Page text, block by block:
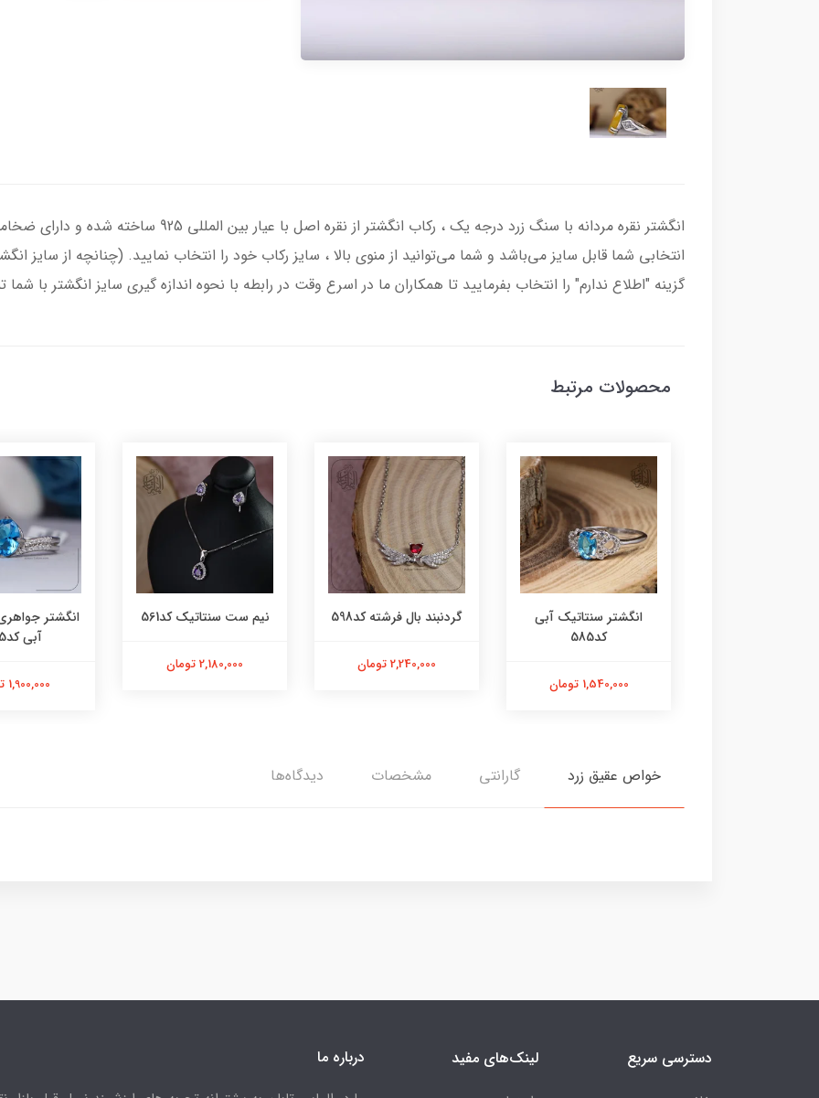
انگشتر نقره مردانه با سنگ زرد درجه یک ، رکاب انگشتر
انتخابی شما قابل سایز می‌باشد و شما می‌توانید از منوی بالا ، سایز رکاب خود را انتخاب نمایید. (چنانچه از سایز
گزینه "اطلاع ندارم" را انتخاب بفرمایید تا همکاران ما در اسرع وقت در رابطه با نحوه اندازه گیری سایز انگشتر با
محصولات مرتبط
انگشتر سنتاتیک آبی
کد585
1,540,000 تومان
گردنبند بال فرشته کد598
2,240,000 تومان
نیم ست سنتاتیک کد561
2,180,000 تومان
انگشتر
آبی کد565
1,900,000 تومان
خواص عقیق زرد گارانتی مشخصات دیدگاه‌ها
دسترسی سریع لینک‌های مفید درباره ما